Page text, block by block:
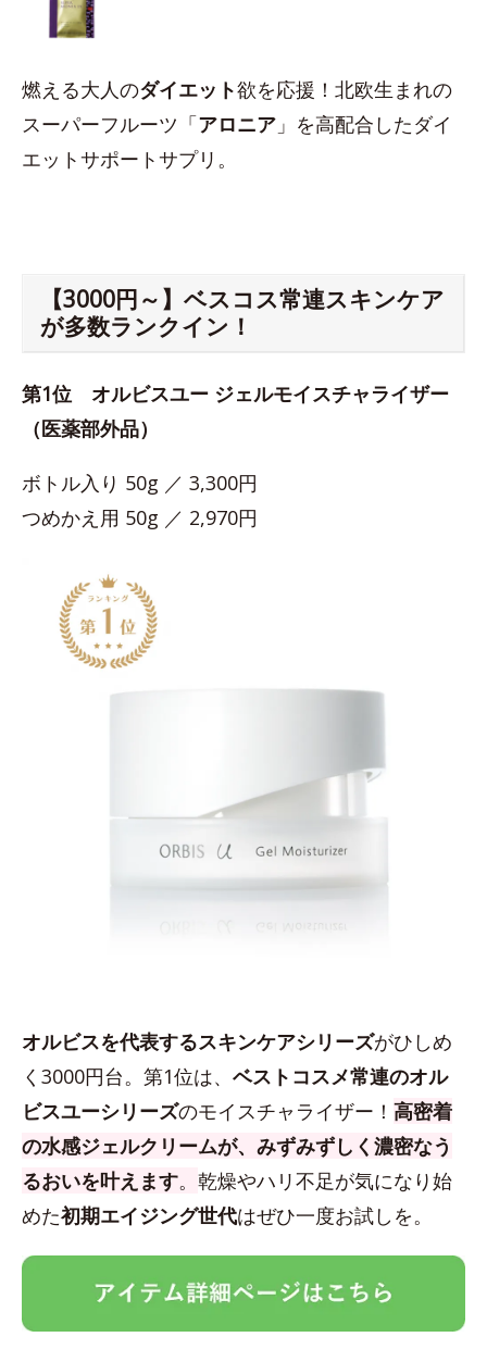
燃える大人のダイエット欲を応援！北欧生まれの
スーパーフルーツ「アロニア 」を高配合したダイ
エットサポートサプリ。
【3000円～】ベスコス常連スキンケア
が多数ランクイン！
第1位 オルビスユー ジェルモイスチャライザー
（医薬部外品）
ボトル入り 50g ／ 3,300円
つめかえ用 50g ／ 2,970円
オルビスを代表するスキンケアシリーズがひしめ
く3000円台。第1位は、 ベストコスメ常連のオル
ビスユーシリーズのモイスチャライザー！ 高密着
の水感ジェルクリームが、みずみずしく濃密なう
るおいを叶えます。 乾燥やハリ不足が気になり始
めた初期エイジング世代はぜひ一度お試しを。